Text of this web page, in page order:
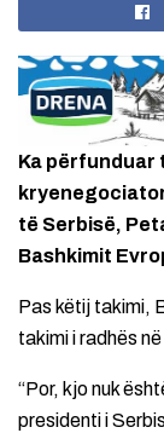
Ka përfunduar
të Serbisë,
Bashkimit
Pas këtij takimi,
takimi i radhës
“Por, kjo nuk
presidenti i